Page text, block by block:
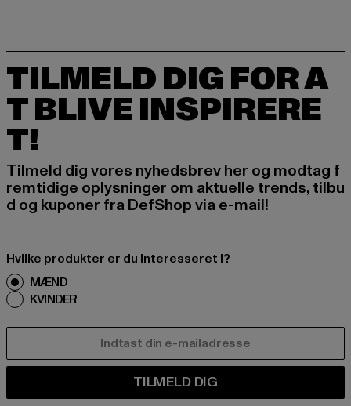
TILMELD DIG FOR A
T BLIVE INSPIRERE
T!
Tilmeld dig vores nyhedsbrev her og modtag f
remtidige oplysninger om aktuelle trends, tilbu
d og kuponer fra DefShop via e-mail!
Hvilke produkter er du interesseret i?
MÆND
KVINDER
TILMELD DIG